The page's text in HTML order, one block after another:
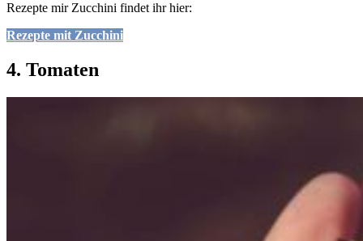
Rezepte mir Zucchini findet ihr hier:
Rezepte mit Zucchini
4. Tomaten